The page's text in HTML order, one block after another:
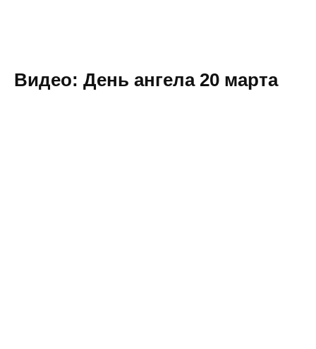
Видео: День ангела 20 марта